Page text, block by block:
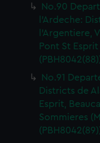
No.90
l'Ardeche:
l'Argentiere,
Pont St
No.91
Districts de
Esprit,
Sommieres